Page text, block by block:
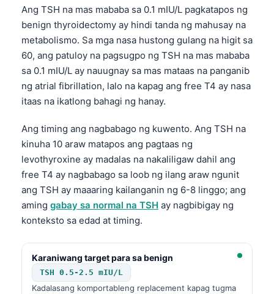
Ang TSH na mas mababa sa 0.1 mIU/L pagkatapos ng
benign thyroidectomy ay hindi tanda ng mahusay na
metabolismo. Sa mga nasa hustong gulang na higit sa
60, ang patuloy na pagsugpo ng TSH na mas mababa
sa 0.1 mIU/L ay nauugnay sa mas mataas na panganib
ng atrial fibrillation, lalo na kapag ang free T4 ay nasa
itaas na ikatlong bahagi ng hanay.
Ang timing ang nagbabago ng kuwento. Ang TSH na
kinuha 10 araw matapos ang pagtaas ng
levothyroxine ay madalas na nakaliligaw dahil ang
free T4 ay nagbabago sa loob ng ilang araw ngunit
ang TSH ay maaaring kailanganin ng 6-8 linggo; ang
aming gabay sa normal na TSH ay nagbibigay ng
konteksto sa edad at timing.
Karaniwang target para sa benign
TSH 0.5-2.5 mIU/L
Kadalasang komportableng replacement kapag tugma